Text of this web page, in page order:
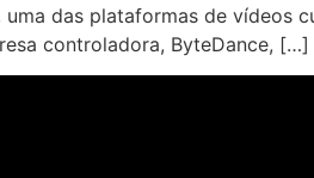
uma das plataformas de vídeos
controladora, ByteDance, […]